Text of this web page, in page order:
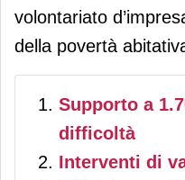
volontariato
della povertà
Supporto a
difficoltà
Interventi di